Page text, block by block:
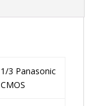
1/3 Panasonic
CMOS